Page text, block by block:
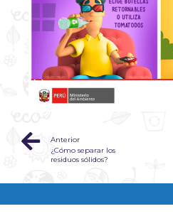
Anterior
¿Cómo separar los
residuos sólidos?